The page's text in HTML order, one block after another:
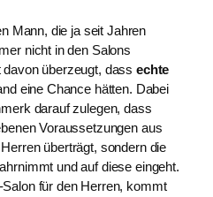
Mann, die ja seit Jahren
nicht in den Salons
davon überzeugt, dass
eine Chance hätten. Dabei
darauf zulegen, dass
Voraussetzungen aus
überträgt, sondern die
und auf diese eingeht.
für den Herren, kommt